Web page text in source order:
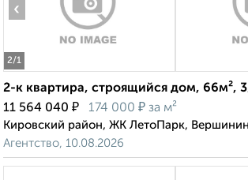
2/1
‹
2-к квартира, строящийся дом, 66м²,
11 564 040 ₽ 174 000 ₽ за м²
Кировский район, ЖК ЛетоПарк,
Агентство, 10.08.2026